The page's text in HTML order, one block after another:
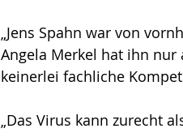
„Jens Spahn war von
Angela Merkel hat ihn
keinerlei fachliche
„Das Virus kann zurecht